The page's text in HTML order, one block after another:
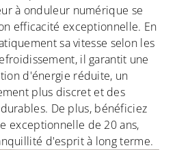
à onduleur numérique se
efficacité exceptionnelle. En
sa vitesse selon les
il garantit une
d'énergie réduite, un
plus discret et des
De plus, bénéficiez
exceptionnelle de 20 ans,
d'esprit à long terme.